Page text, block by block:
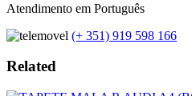
Atendimento em Português
(+ 351) 919 598 166
Related